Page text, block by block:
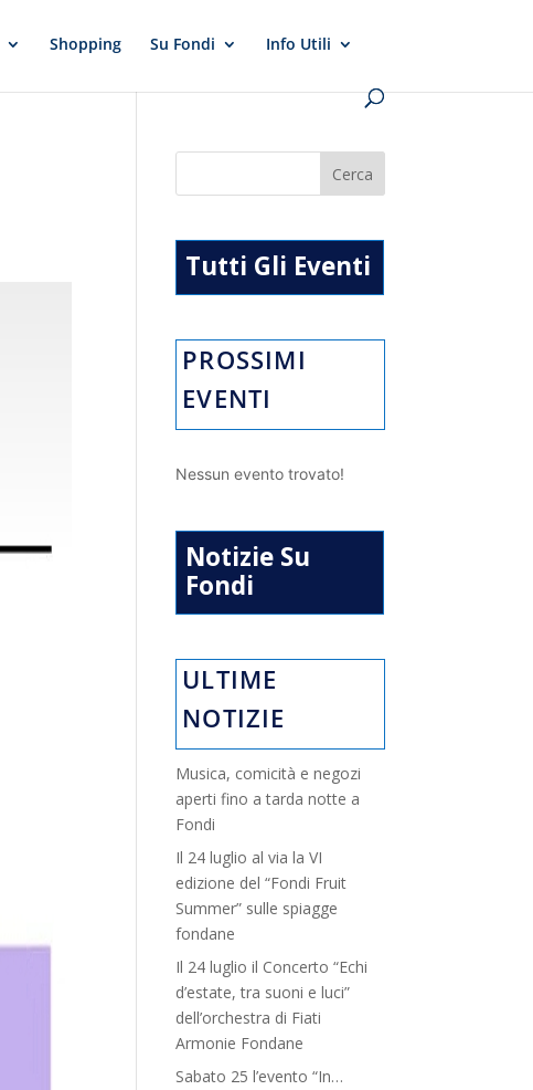
Shopping Su Fondi Info Utili
Tutti Gli Eventi
PROSSIMI
EVENTI
Nessun evento trovato!
Notizie Su
Fondi
ULTIME
NOTIZIE
Musica, comicità e negozi
aperti fino a tarda notte a
Fondi
Il 24 luglio al via la VI
edizione del “Fondi Fruit
Summer” sulle spiagge
fondane
Il 24 luglio il Concerto “Echi
d’estate, tra suoni e luci”
dell’orchestra di Fiati
Armonie Fondane
Sabato 25 l’evento “In…